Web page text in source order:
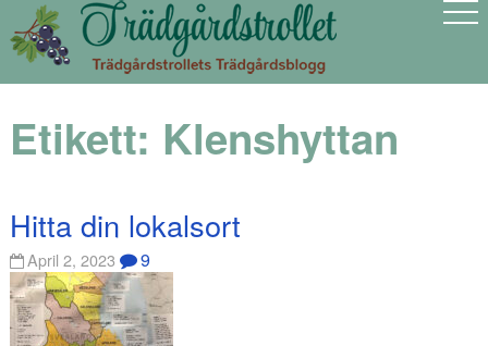
Etikett: Klenshyttan
Hitta din lokalsort
April 2, 2023 9